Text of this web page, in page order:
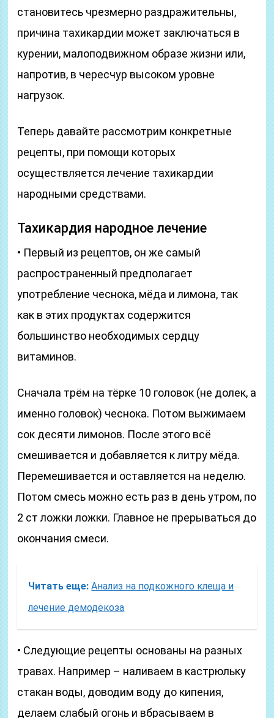
становитесь чрезмерно раздражительны,
причина тахикардии может заключаться в
курении, малоподвижном образе жизни или,
напротив, в чересчур высоком уровне
нагрузок.
Теперь давайте рассмотрим конкретные
рецепты, при помощи которых
осуществляется лечение тахикардии
народными средствами.
Тахикардия народное лечение
• Первый из рецептов, он же самый
распространенный предполагает
употребление чеснока, мёда и лимона, так
как в этих продуктах содержится
большинство необходимых сердцу
витаминов.
Сначала трём на тёрке 10 головок (не долек, а
именно головок) чеснока. Потом выжимаем
сок десяти лимонов. После этого всё
смешивается и добавляется к литру мёда.
Перемешивается и оставляется на неделю.
Потом смесь можно есть раз в день утром, по
2 ст ложки ложки. Главное не прерываться до
окончания смеси.
Читать еще: Анализ на подкожного клеща и
лечение демодекоза
• Следующие рецепты основаны на разных
травах. Например – наливаем в кастрюльку
стакан воды, доводим воду до кипения,
делаем слабый огонь и вбрасываем в